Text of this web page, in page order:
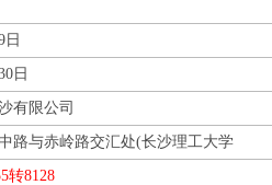
日
日
有限公司
路与赤岭路交汇处(长沙理工大学
转8128